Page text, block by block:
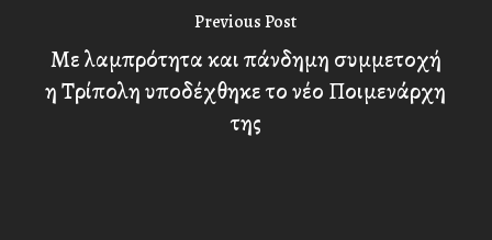
Previous Post
Με λαμπρότητα και πάνδημη συμμετοχή
η Τρίπολη υποδέχθηκε το νέο Ποιμενάρχη
της